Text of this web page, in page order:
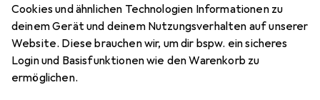
Cookies und ähnlichen Technologien Informationen zu
deinem Gerät und deinem Nutzungsverhalten auf unserer
Website. Diese brauchen wir, um dir bspw. ein sicheres
Login und Basisfunktionen wie den Warenkorb zu
ermöglichen.
4 Bilder
KempaCurve Trikot
EUR
18,26